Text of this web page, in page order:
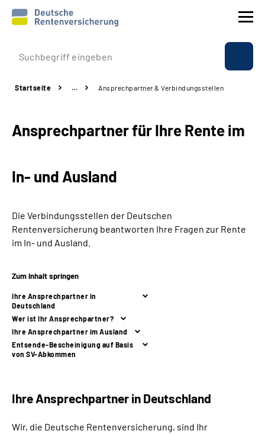
Prävention
Rente
Über uns & Presse
Suche
Language
Inhalte in Gebärdensprache (DGS)
Startseite … Ansprechpartner & Verbindungsstellen
Ansprechpartner für Ihre Rente im
In- und Ausland
Die Verbindungsstellen der Deutschen
Rentenversicherung beantworten Ihre Fragen zur Rente
im In- und Ausland.
Zum Inhalt springen
Ihre Ansprechpartner in
Deutschland
Wer ist Ihr Ansprechpartner?
Ihre Ansprechpartner im Ausland
Entsende-Bescheinigung auf Basis
von SV-Abkommen
Ihre Ansprechpartner in Deutschland
Wir, die Deutsche Rentenversicherung, sind Ihr